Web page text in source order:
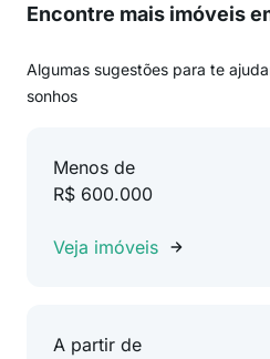
Encontre mais imóveis
Algumas sugestões para te
sonhos
Menos de
R$ 600.000
Veja imóveis
A partir de